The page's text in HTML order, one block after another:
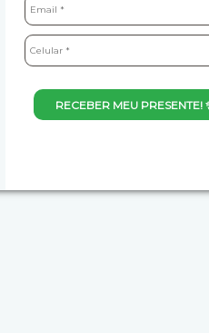
RECEBER MEU PRESENTE!